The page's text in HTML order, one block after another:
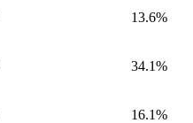
13.6%
34.1%
16.1%